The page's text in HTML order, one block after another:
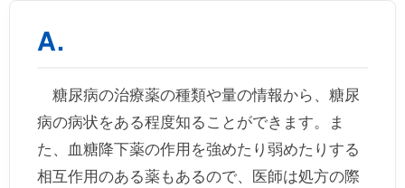
血糖トレンド
グリコアルブミン
特集・連載 一覧へ
1型ライフ
糖尿病の治療薬の種類や量の情報から、糖尿
病の病状をある程度知ることができます。ま
た、血糖降下薬の作用を強めたり弱めたりする
相互作用のある薬もあるので、医師は処方の際